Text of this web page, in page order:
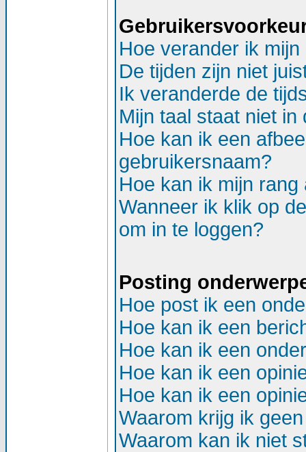
Hoe verander ik
De tijden zijn niet
Ik veranderde de
Mijn taal staat niet in
Hoe kan ik een
gebruikersnaam?
Hoe kan ik mijn rang
Wanneer ik klik op
om in te loggen?
Posting
Hoe post ik een
Hoe kan ik een
Hoe kan ik een
Hoe kan ik een
Hoe kan ik een
Waarom krijg ik
Waarom kan ik niet